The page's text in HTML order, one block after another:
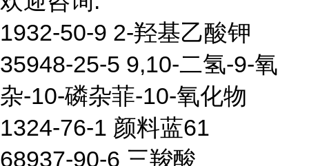
1932-50-9 2-羟基乙酸钾
35948-25-5 9,10-二氢-9-氧
杂-10-磷杂菲-10-氧化物
1324-76-1 颜料蓝61
68937-90-6 三羧酸